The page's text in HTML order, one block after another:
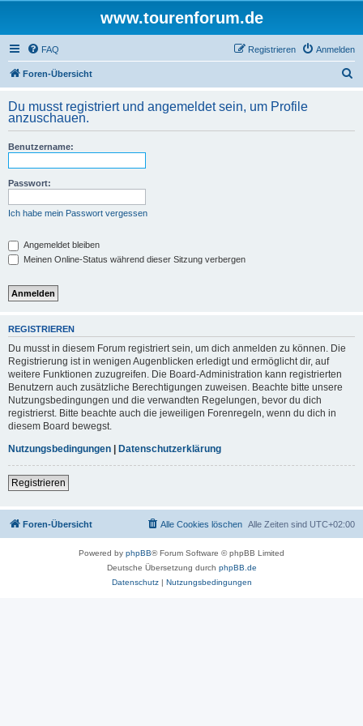
www.tourenforum.de
FAQ Anmelden
Registrieren
Foren-Übersicht
h
Du musst registriert und angemeldet sein, um Profile
anzuschauen.
Benutzername:
Passwort:
Ich habe mein Passwort vergessen
Angemeldet bleiben
Meinen Online-Status während dieser Sitzung verbergen
REGISTRIEREN
Du musst in diesem Forum registriert sein, um dich anmelden zu können. Die
Registrierung ist in wenigen Augenblicken erledigt und ermöglicht dir, auf
weitere Funktionen zuzugreifen. Die Board-Administration kann registrierten
Benutzern auch zusätzliche Berechtigungen zuweisen. Beachte bitte unsere
Nutzungsbedingungen und die verwandten Regelungen, bevor du dich
registrierst. Bitte beachte auch die jeweiligen Forenregeln, wenn du dich in
diesem Board bewegst.
Nutzungsbedingungen | Datenschutzerklärung
Registrieren
Foren-Übersicht Alle Zeiten sind UTC+02:00
Alle Cookies löschen
Powered by phpBB® Forum Software © phpBB Limited
Deutsche Übersetzung durch phpBB.de
Datenschutz| Nutzungsbedingungen